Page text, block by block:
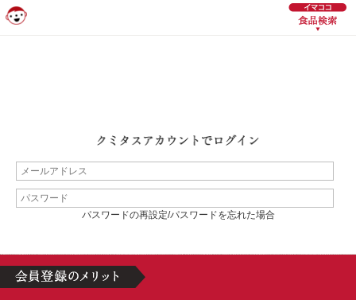
パスワードの再設定/パスワードを忘れた場合